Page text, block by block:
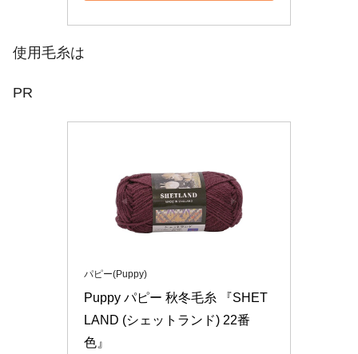
使用毛糸は
PR
パピー(Puppy)
Puppy パピー 秋冬毛糸 『SHET
LAND (シェットランド) 22番
色』